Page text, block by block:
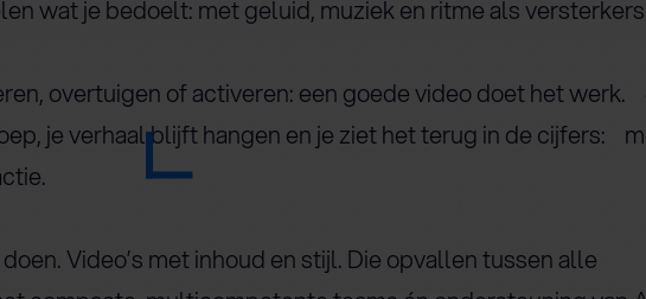
wat je bedoelt: met geluid, muziek en ritme als
overtuigen of activeren: een goede video doet het werk.
je verhaal blijft hangen en je ziet het terug in de cijfers:
Video’s met inhoud en stijl. Die opvallen tussen alle